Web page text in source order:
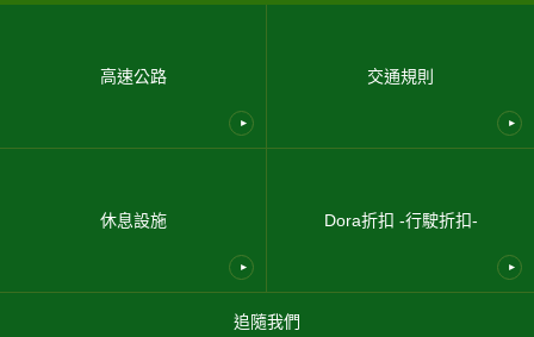
高速公路 交通規則
休息設施 Dora折扣 -行駛折扣-
追隨我們